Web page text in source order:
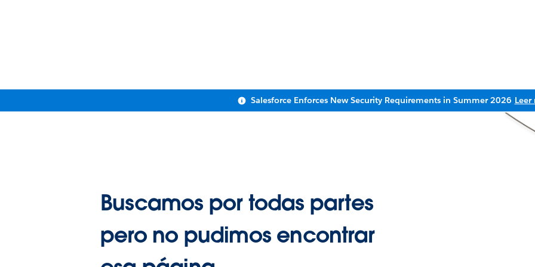
Salesforce Enforces New Security Requirements in Summer 2026 Leer
Buscamos por todas partes
pero no pudimos encontrar